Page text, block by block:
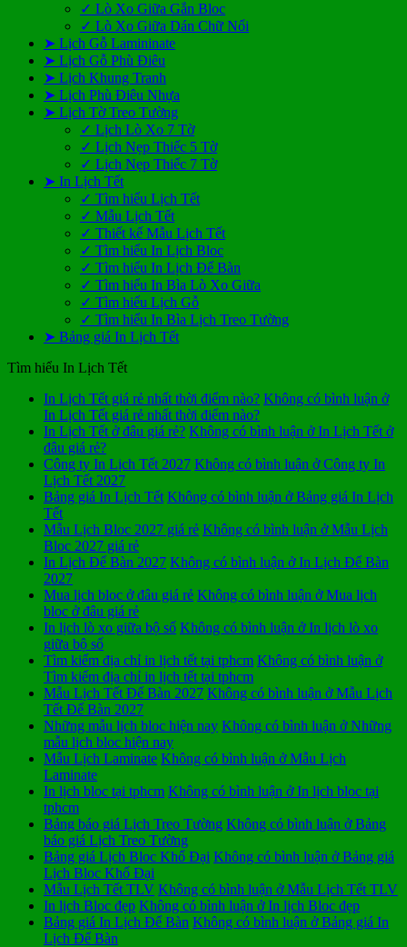
✓ Lò Xo Giữa Gắn Bloc
✓ Lò Xo Giữa Dán Chữ Nổi
➤ Lịch Gỗ Lamininate
➤ Lịch Gỗ Phù Điêu
➤ Lịch Khung Tranh
➤ Lịch Phù Điêu Nhựa
➤ Lịch Tờ Treo Tường
✓ Lịch Lò Xo 7 Tờ
✓ Lịch Nẹp Thiếc 5 Tờ
✓ Lịch Nẹp Thiếc 7 Tờ
➤ In Lịch Tết
✓ Tìm hiểu Lịch Tết
✓ Mẫu Lịch Tết
✓ Thiết kế Mẫu Lịch Tết
✓ Tìm hiểu In Lịch Bloc
✓ Tìm hiểu In Lịch Để Bàn
✓ Tìm hiểu In Bìa Lò Xo Giữa
✓ Tìm hiểu Lịch Gỗ
✓ Tìm hiểu In Bìa Lịch Treo Tường
➤ Bảng giá In Lịch Tết
Tìm hiểu In Lịch Tết
In Lịch Tết giá rẻ nhất thời điểm nào? Không có bình luận ở
In Lịch Tết giá rẻ nhất thời điểm nào?
In Lịch Tết ở đâu giá rẻ? Không có bình luận ở In Lịch Tết ở
đâu giá rẻ?
Công ty In Lịch Tết 2027 Không có bình luận ở Công ty In
Lịch Tết 2027
Bảng giá In Lịch Tết Không có bình luận ở Bảng giá In Lịch
Tết
Mẫu Lịch Bloc 2027 giá rẻ Không có bình luận ở Mẫu Lịch
Bloc 2027 giá rẻ
In Lịch Để Bàn 2027 Không có bình luận ở In Lịch Để Bàn
2027
Mua lịch bloc ở đâu giá rẻ Không có bình luận ở Mua lịch
bloc ở đâu giá rẻ
In lịch lò xo giữa bộ số Không có bình luận ở In lịch lò xo
giữa bộ số
Tìm kiếm địa chỉ in lịch tết tại tphcm Không có bình luận ở
Tìm kiếm địa chỉ in lịch tết tại tphcm
Mẫu Lịch Tết Để Bàn 2027 Không có bình luận ở Mẫu Lịch
Tết Để Bàn 2027
Những mẫu lịch bloc hiện nay Không có bình luận ở Những
mẫu lịch bloc hiện nay
Mẫu Lịch Laminate Không có bình luận ở Mẫu Lịch
Laminate
In lịch bloc tại tphcm Không có bình luận ở In lịch bloc tại
tphcm
Bảng báo giá Lịch Treo Tường Không có bình luận ở Bảng
báo giá Lịch Treo Tường
Bảng giá Lịch Bloc Khổ Đại Không có bình luận ở Bảng giá
Lịch Bloc Khổ Đại
Mẫu Lịch Tết TLV Không có bình luận ở Mẫu Lịch Tết TLV
In lịch Bloc đẹp Không có bình luận ở In lịch Bloc đẹp
Bảng giá In Lịch Để Bàn Không có bình luận ở Bảng giá In
Lịch Để Bàn